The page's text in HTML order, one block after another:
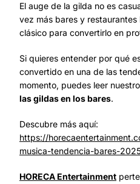
El auge de la gilda no es
vez más bares y
clásico para convertirlo en
Si quieres entender por qué
convertido en una de las
momento, puedes leer
las gildas en los bares.
Descubre más aquí:
https://
musica-tendencia-bares-
HORECA Entertainment